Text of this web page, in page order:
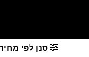
סנן לפי